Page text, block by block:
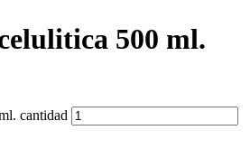
500 ml.
cantidad